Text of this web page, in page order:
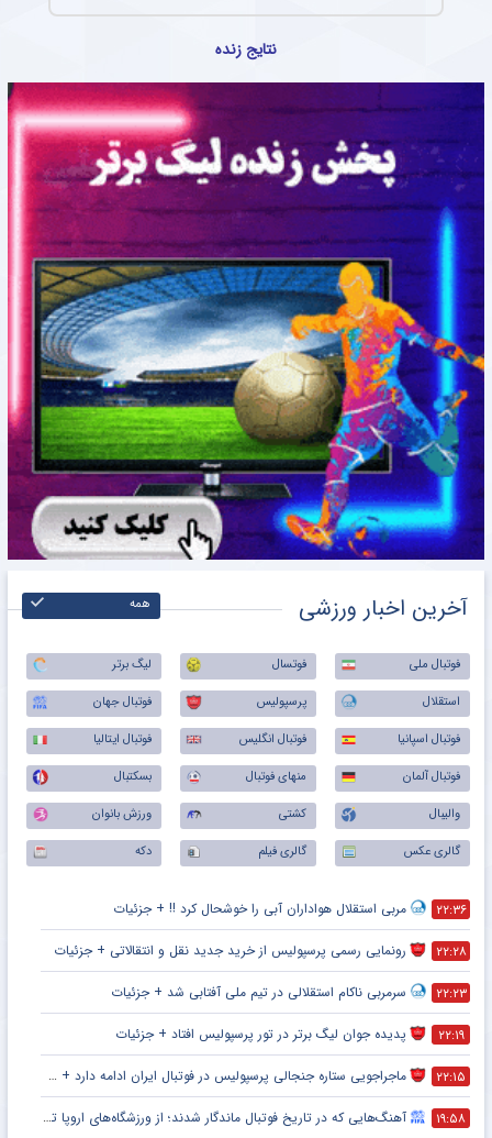
نتایج زنده
آخرین اخبار ورزشی همه
فوتبال ملی فوتسال
لیگ برتر
استقلال
پرسپولیس
فوتبال جهان
فوتبال اسپانیا
فوتبال انگلیس
فوتبال ایتالیا
فوتبال آلمان
منهای فوتبال
بسکتبال
والیبال
کشتی
ورزش بانوان
گالری عکس
گالری فیلم دکه
۲۲:۳۶ مربی استقلال هواداران آبی را خوشحال کرد !! + جزئیات
۲۲:۲۸ رونمایی رسمی پرسپولیس از خرید جدید نقل و انتقالاتی + جزئیات
۲۲:۲۳ سرمربی ناکام استقلالی در تیم ملی آفتابی شد + جزئیات
۲۲:۱۹ پدیده جوان لیگ برتر در تور پرسپولیس افتاد + جزئیات
۲۲:۱۵ ماجراجویی ستاره جنجالی پرسپولیس در فوتبال ایران ادامه دارد + جزئیات
۱۹:۵۸ آهنگ‌هایی که در تاریخ فوتبال ماندگار شدند؛ از ورزشگاه‌های اروپا تا جام جهانی